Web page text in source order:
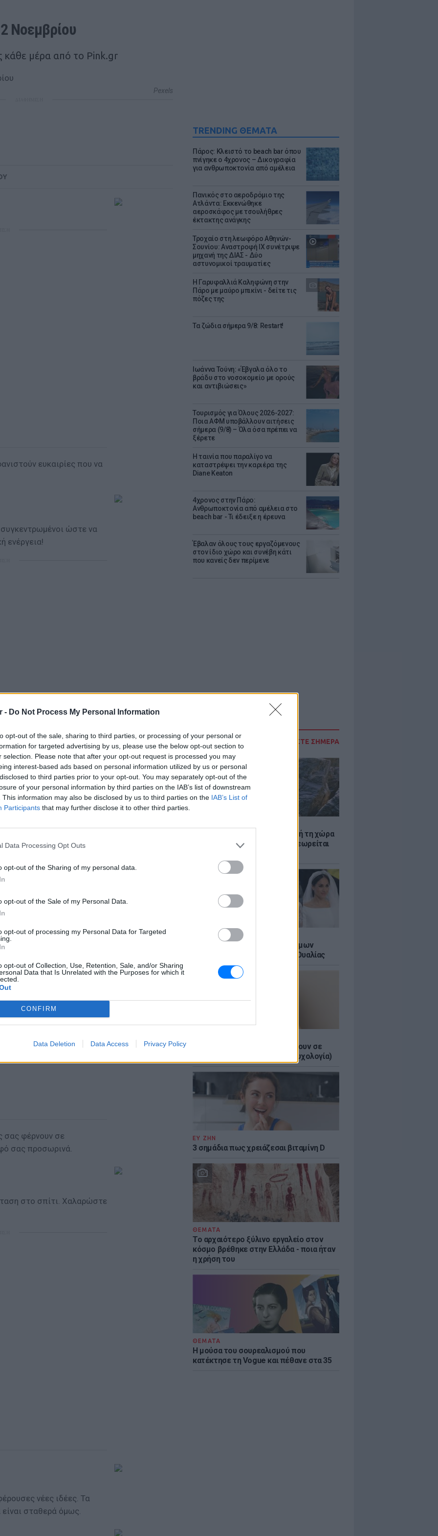
- Do Not Process My Personal Information
opt-out of the sale, sharing to third parties, or processing of your personal or
for targeted advertising by us, please use the below opt-out section to
selection. Please note that after your opt-out request is processed you may
interest-based ads based on personal information utilized by us or personal
to third parties prior to your opt-out. You may separately opt-out of the
of your personal information by third parties on the IAB’s list of downstream
This information may also be disclosed by us to third parties on the IAB’s List of
Participants that may further disclose it to other third parties.
Data Processing Opt Outs
opt-out of the Sharing of my personal data.
opt-out of the Sale of my Personal Data.
opt-out of processing my Personal Data for Targeted
opt-out of Collection, Use, Retention, Sale, and/or Sharing
Data that Is Unrelated with the Purposes for which it
CONFIRM
Data Deletion Data Access Privacy Policy
TRENDING ΘΕΜΑΤΑ
Πάρος: Κλειστό το beach bar όπου
πνίγηκε ο 4χρονος – Δικογραφία
για ανθρωποκτονία από αμέλεια
Πανικός στο αεροδρόμιο της
Ατλάντα: Εκκενώθηκε
αεροσκάφος με τσουλήθρες
έκτακτης ανάγκης
Τροχαίο στη λεωφόρο Αθηνών-
Σουνίου: Αναστροφή ΙΧ συνέτριψε
μηχανή της ΔΙΑΣ - Δύο
αστυνομικοί τραυματίες
Η Γαρυφαλλιά Καληφώνη στην
Πάρο με μαύρο μπικίνι - δείτε τις
πόζες της
Τα ζώδια σήμερα 9/8: Restart!
Ιωάννα Τούνη: «Έβγαλα όλο το
βράδυ στο νοσοκομείο με ορούς
και αντιβιώσεις»
Τουρισμός για Όλους 2026-2027:
Ποια ΑΦΜ υποβάλλουν αιτήσεις
σήμερα (9/8) – Όλα όσα πρέπει να
ξέρετε
Η ταινία που παραλίγο να
καταστρέψει την καριέρα της
Diane Keaton
4χρονος στην Πάρο:
Ανθρωποκτονία από αμέλεια στο
beach bar - Τι έδειξε η έρευνα
Έβαλαν όλους τους εργαζόμενους
στον ίδιο χώρο και συνέβη κάτι
που κανείς δεν περίμενε
ΔΙΑΒΑΣΤΕ ΣΗΜΕΡΑ
Η παράξενη ελευθερία: Σε αυτή τη χώρα
της Ευρώπης, το γuμνό δεν θεωρείται
ΘΕΜΑΤΑ
Το μυστικό των βασιλικών γάμων
κρύβεται σε ένα ορυχείο της Ουαλίας
Γιατί τα κομπλιμέντα σε φέρνουν σε
δύσκολη θέση (και τι λέει η ψυχολογία)
ΕΥ ΖΗΝ
3 σημάδια πως χρειάζεσαι βιταμίνη D
ΘΕΜΑΤΑ
Το αρχαιότερο ξύλινο εργαλείο στον
κόσμο βρέθηκε στην Ελλάδα - ποια ήταν
η χρήση του
ΘΕΜΑΤΑ
Η μούσα του σουρεαλισμού που
κατέκτησε τη Vogue και πέθανε στα 35
Noεμβρίου
κάθε μέρα από το Pink.gr
Pexels
ευκαιρίες που να
ώστε να
ενέργεια!
ονείρων μπορεί
πολύ καλά και να σας
σας φέρνουν σε
σας προσωρινά.
στο σπίτι. Χαλαρώστε
νέες ιδέες. Τα
σταθερά όμως.